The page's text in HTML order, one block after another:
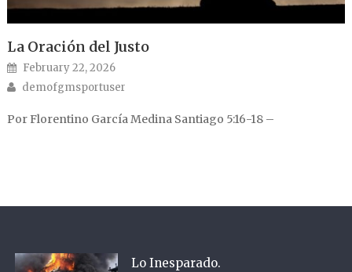
La Oración del Justo
Posted on
February 22, 2026
Author
demofgmsportuser
Por Florentino García Medina Santiago 5:16-18 –
Lo Inesparado.